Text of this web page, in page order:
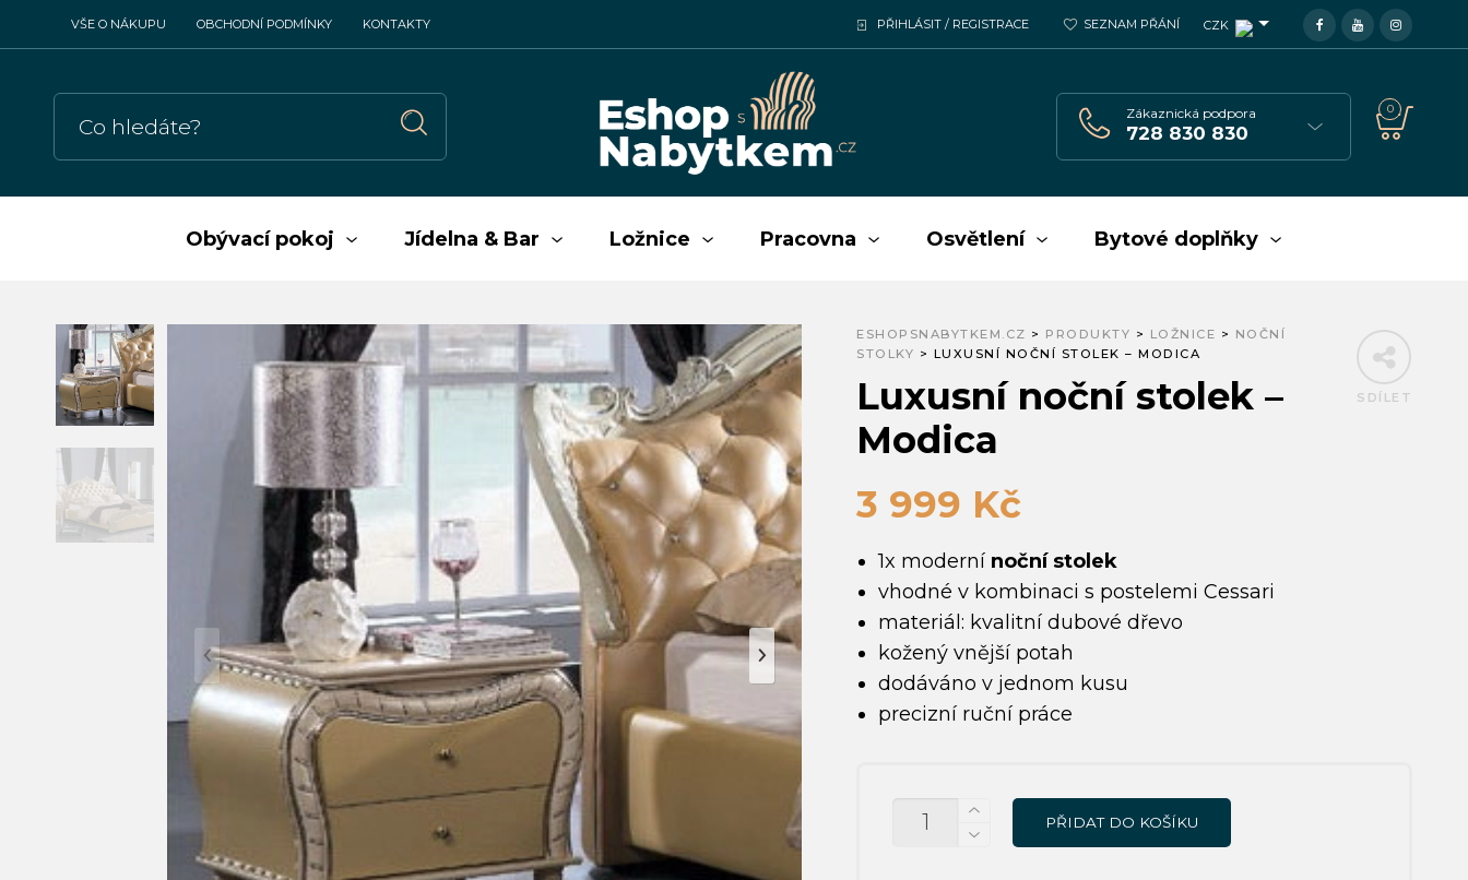
VŠE O NÁKUPU OBCHODNÍ PODMÍNKY KONTAKTY PŘIHLÁSIT / REGISTRACE SEZNAM PŘÁNÍ CZK
Zákaznická podpora
728 830 830
0
Obývací pokoj Jídelna & Bar Ložnice Pracovna Osvětlení Bytové doplňky
SDÍLET
ESHOPSNABYTKEM.CZ > PRODUKTY > LOŽNICE > NOČNÍ
STOLKY > LUXUSNÍ NOČNÍ STOLEK – MODICA
Luxusní noční stolek –
Modica
3 999 Kč
1x moderní noční stolek
vhodné v kombinaci s postelemi Cessari
materiál: kvalitní dubové dřevo
kožený vnější potah
dodáváno v jednom kusu
precizní ruční práce
MNOŽSTVÍ PŘIDAT DO KOŠÍKU